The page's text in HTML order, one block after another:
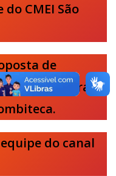
CMEI São
de
Flor do Cerrado
do canal